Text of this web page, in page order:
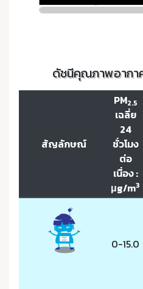
ดัชนีคุณภาพอากา
สัญลักษณ์
PM2.5
เฉลี่ย
24
ชั่วโมง
ต่อ
เนื่อง :
μg/m3
0-15.0